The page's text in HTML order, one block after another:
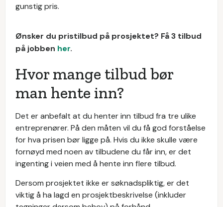
gunstig pris.
Ønsker du pristilbud på prosjektet? Få 3 tilbud
på jobben her.
Hvor mange tilbud bør
man hente inn?
Det er anbefalt at du henter inn tilbud fra tre ulike
entreprenører. På den måten vil du få god forståelse
for hva prisen bør ligge på. Hvis du ikke skulle være
fornøyd med noen av tilbudene du får inn, er det
ingenting i veien med å hente inn flere tilbud.
Dersom prosjektet ikke er søknadspliktig, er det
viktig å ha lagd en prosjektbeskrivelse (inkluder